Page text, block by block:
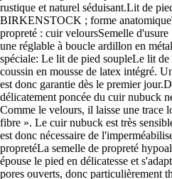
rustique et naturel séduisant.Lit de
BIRKENSTOCK ; forme
propreté : cuir veloursSemelle
une réglable à boucle ardillon en
spéciale: Le lit de pied soupleLe lit
coussin en mousse de latex intégré.
est donc garantie dès le premier
délicatement poncée du cuir nubuck
Comme le velours, il laisse une trace
fibre ». Le cuir nubuck est très
est donc nécessaire de
propretéLa semelle de propreté
épouse le pied en délicatesse et
pores ouverts, donc particulièrement